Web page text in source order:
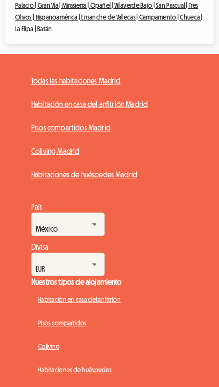
Palacio | Gran Vía | Mirasierra | Opañel |Villaverde Bajo |San Pascual |Tres
Olivos |
Hispanoamérica | Ensanche de Vallecas | Campamento |Chueca |
La Elipa |
Batán
Todas las habitaciones Madrid
Habitación en casa del anfitrión Madrid
Pisos compartidos Madrid
Coliving Madrid
Habitaciones de huéspedes Madrid
País
Divisa
Nuestros tipos de alojamiento
Habitación en casa del anfitrión
Pisos compartidos
Coliving
Habitaciones de huéspedes